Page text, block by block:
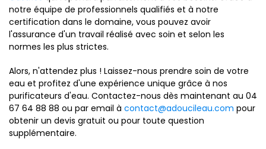
notre équipe de professionnels qualifiés et à notre
certification dans le domaine, vous pouvez avoir
l'assurance d'un travail réalisé avec soin et selon les
normes les plus strictes.
Alors, n'attendez plus ! Laissez-nous prendre soin de votre
eau et profitez d'une expérience unique grâce à nos
purificateurs d'eau. Contactez-nous dès maintenant au 04
67 64 88 88 ou par email à contact@adoucileau.com pour
obtenir un devis gratuit ou pour toute question
supplémentaire.